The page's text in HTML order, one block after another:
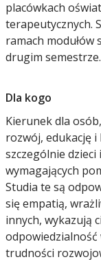
placówkach
terapeutycznych.
ramach modułów
drugim semestrze.
Dla kogo
Kierunek dla
rozwój, edukację
szczególnie dzieci
wymagających
Studia te są
się empatią,
innych, wykazują
odpowiedzialność
trudności